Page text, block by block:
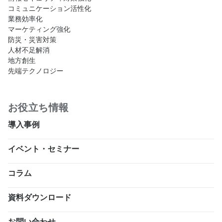
コミュニケーション活性化
業務効率化
マーケティング強化
防災・災害対策
人材不足解消
地方創生
先端テクノロジー
お役立ち情報
導入事例
イベント・セミナー
コラム
資料ダウンロード